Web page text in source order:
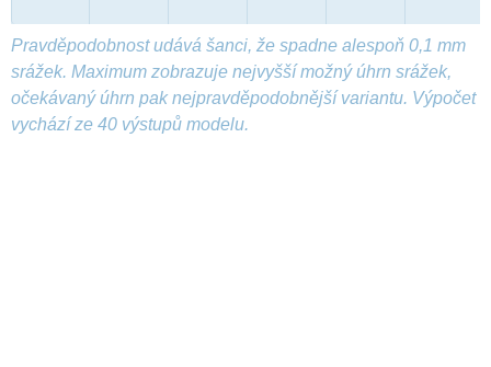
Pravděpodobnost udává šanci, že spadne alespoň 0,1 mm
srážek. Maximum zobrazuje nejvyšší možný úhrn srážek,
očekávaný úhrn pak nejpravděpodobnější variantu. Výpočet
vychází ze 40 výstupů modelu.